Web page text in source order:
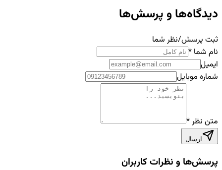
دیدگاه‌ها و پرسش‌ها
ثبت پرسش/نظر شما
نام شما *
ایمیل
شماره موبایل
متن نظر*
ارسال
پرسش‌ها و نظرات کاربران